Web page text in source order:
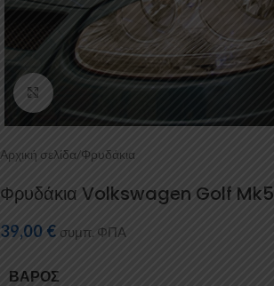
Κάντε κλικ για μεγέθυνση
Αρχική σελίδα/Φρυδάκια
Φρυδάκια Volkswagen Golf Mk5
39,00 € συμπ. ΦΠΑ
ΒΆΡΟΣ